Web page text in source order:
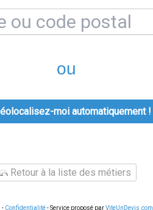
ou
moi automatiquement !
Retour à la liste des métiers
- Confidentialité- Service proposé parViteUnDevis.com